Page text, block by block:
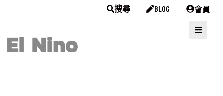
搜尋 BLOG 會員